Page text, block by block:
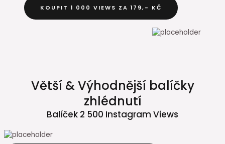
KOUPIT 1 000 VIEWS ZA 179,- KČ
Větší & Výhodnější balíčky
zhlédnutí
Balíček 2 500 Instagram Views